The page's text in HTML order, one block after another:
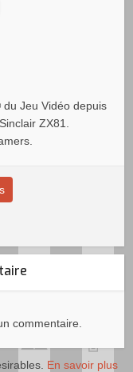
Jeu Vidéo depuis
ZX81.
commentaire.
En savoir plus